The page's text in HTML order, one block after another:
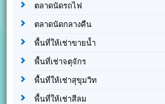
ตลาดนัดรถไฟ
ตลาดนัดกลางคืน
พื้นที่ให้เช่าขายน้ำ
พื้นที่เช่าจตุจักร
พื้นที่ให้เช่าสุขุมวิท
พื้นที่ให้เช่าสีลม